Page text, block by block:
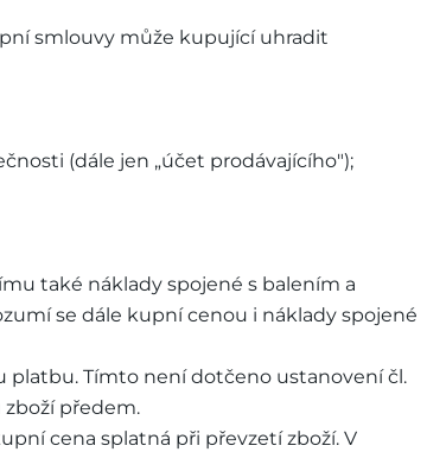
smlouvy může kupující uhradit
(dále jen „účet prodávajícího");
také náklady spojené s balením a
se dále kupní cenou i náklady spojené
platbu. Tímto není dotčeno ustanovení čl.
předem.
cena splatná při převzetí zboží. V